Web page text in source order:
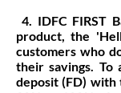
4. IDFC FIRST
product, the
customers who
their savings.
deposit (FD) with